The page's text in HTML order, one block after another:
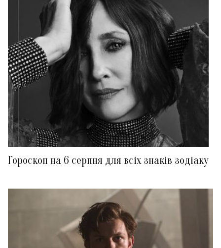
Гороскоп на 6 серпня для всіх знаків зодіаку